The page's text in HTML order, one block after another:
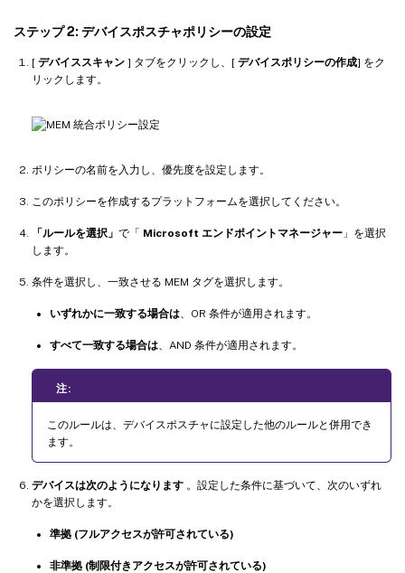
ステップ 2: デバイスポスチャポリシーの設定
[ デバイススキャン ] タブをクリックし、[ デバイスポリシーの作成] をク
リックします。
ポリシーの名前を入力し、優先度を設定します。
このポリシーを作成するプラットフォームを選択してください。
「ルールを選択」 で「 Microsoft エンドポイントマネージャー 」を選択
します。
条件を選択し、一致させる MEM タグを選択します。
いずれかに一致する場合は、OR 条件が適用されます。
すべて一致する場合は、AND 条件が適用されます。
注:
このルールは、デバイスポスチャに設定した他のルールと併用でき
ます。
デバイスは次のようになります 。設定した条件に基づいて、次のいずれ
かを選択します。
準拠 (フルアクセスが許可されている)
非準拠 (制限付きアクセスが許可されている)